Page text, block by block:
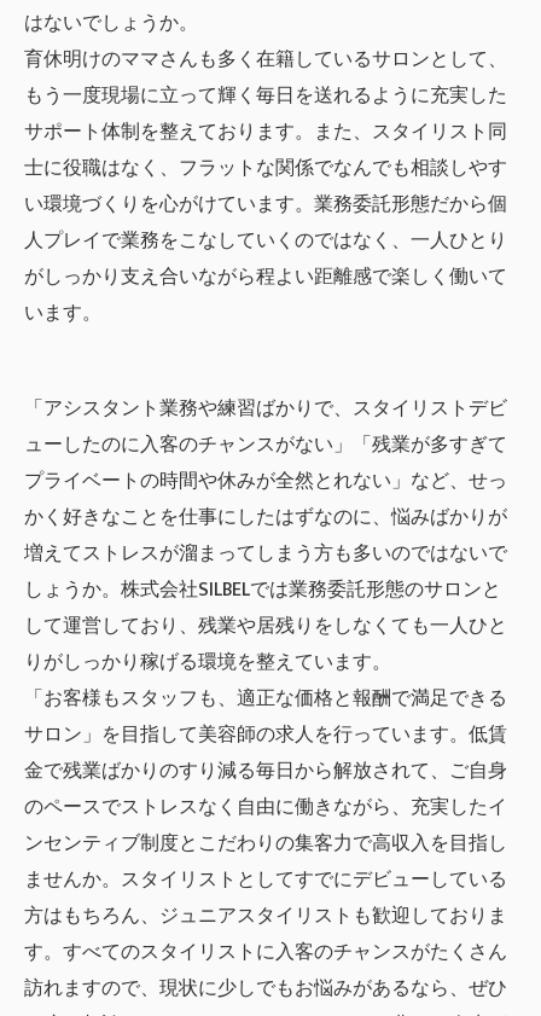
はないでしょうか。
育休明けのママさんも多く在籍しているサロンとして、
もう一度現場に立って輝く毎日を送れるように充実した
サポート体制を整えております。また、スタイリスト同
士に役職はなく、フラットな関係でなんでも相談しやす
い環境づくりを心がけています。業務委託形態だから個
人プレイで業務をこなしていくのではなく、一人ひとり
がしっかり支え合いながら程よい距離感で楽しく働いて
います。
「アシスタント業務や練習ばかりで、スタイリストデビ
ューしたのに入客のチャンスがない」「残業が多すぎて
プライベートの時間や休みが全然とれない」など、せっ
かく好きなことを仕事にしたはずなのに、悩みばかりが
増えてストレスが溜まってしまう方も多いのではないで
しょうか。株式会社SILBELでは業務委託形態のサロンと
して運営しており、残業や居残りをしなくても一人ひと
りがしっかり稼げる環境を整えています。
「お客様もスタッフも、適正な価格と報酬で満足できる
サロン」を目指して美容師の求人を行っています。低賃
金で残業ばかりのすり減る毎日から解放されて、ご自身
のペースでストレスなく自由に働きながら、充実したイ
ンセンティブ制度とこだわりの集客力で高収入を目指し
ませんか。スタイリストとしてすでにデビューしている
方はもちろん、ジュニアスタイリストも歓迎しておりま
す。すべてのスタイリストに入客のチャンスがたくさん
訪れますので、現状に少しでもお悩みがあるなら、ぜひ